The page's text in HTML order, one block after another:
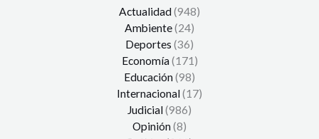
Actualidad(948)
Ambiente(24)
Deportes (36)
Economía(171)
Educación(98)
Internacional(17)
Judicial(986)
Opinión(8)